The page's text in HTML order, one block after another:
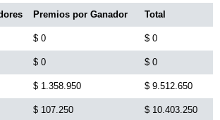
Risaralda
Medellín
Santander
Premios por Ganador Total
$ 0 $ 0
$ 0 $ 0
$ 1.358.950 $ 9.512.650
$ 107.250 $ 10.403.250